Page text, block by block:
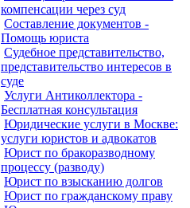
компенсации через суд
Составление документов -
Помощь юриста
Судебное представительство,
представительство интересов в
суде
Услуги Антиколлектора -
Бесплатная консультация
Юридические услуги в Москве:
услуги юристов и адвокатов
Юрист по бракоразводному
процессу (разводу)
Юрист по взысканию долгов
Юрист по гражданскому праву